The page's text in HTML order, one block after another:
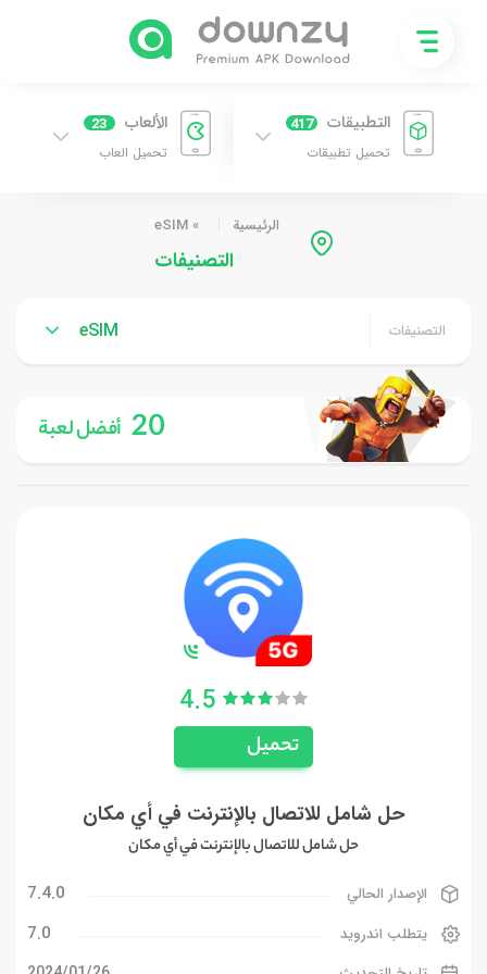
التطبيقات 417
تحميل تطبيقات
الألعاب 23
تحميل العاب
الرئيسية »
eSIM
التصنيفات
التصنيفات eSIM
20 أفضل لعبة
4.5
تحميل
حل شامل للاتصال بالإنترنت في أي مكان
حل شامل للاتصال بالإنترنت في أي مكان
الإصدار الحالي 7.4.0
يتطلب اندرويد 7.0